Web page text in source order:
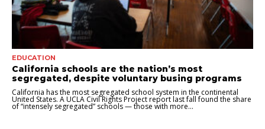
EDUCATION
California schools are the nation’s most
segregated, despite voluntary busing programs
California has the most segregated school system in the continental
United States. A UCLA Civil Rights Project report last fall found the share
of “intensely segregated” schools — those with more...